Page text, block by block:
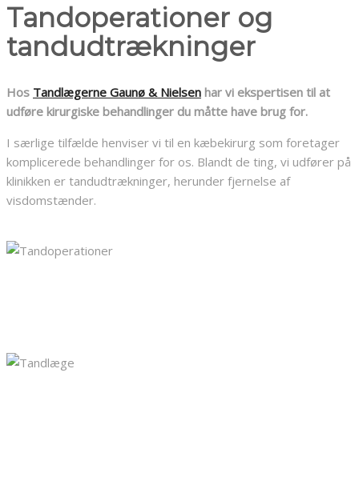
Tandoperationer og
tandudtrækninger
​Hos Tandlægerne Gaunø & Nielsen har vi ekspertisen til at
udføre kirurgiske behandlinger du måtte have brug for.
I særlige tilfælde henviser vi til en kæbekirurg som foretager
komplicerede behandlinger for os. Blandt de ting, vi udfører på
klinikken er tandudtrækninger, herunder fjernelse af
visdomstænder.